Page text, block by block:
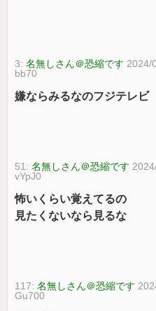
3:名無しさん＠恐縮です 2024/
bb70
嫌ならみるなのフジテレビ
51:名無しさん＠恐縮です
vYpJ0
怖いくらい覚えてるの
見たくないなら見るな
117:名無しさん＠恐縮です
Gu700